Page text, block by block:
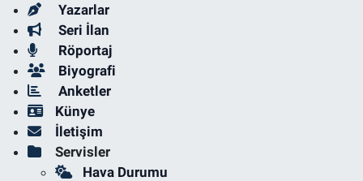
Yazarlar
Seri İlan
Röportaj
Biyografi
Anketler
Künye
İletişim
Servisler
Hava Durumu